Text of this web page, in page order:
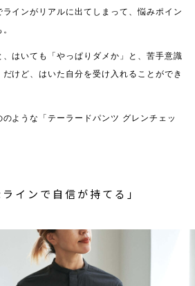
インがリアルに出てしまって、悩みポイン
はいても「やっぱりダメか」と、苦手意識
けど、はいた自分を受け入れることができ
ような「テーラードパンツ グレンチェッ
ラインで自信が持てる」